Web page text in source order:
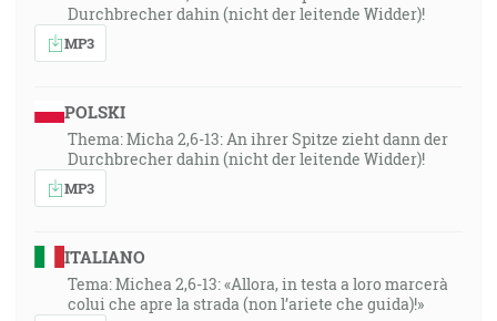
Durchbrecher dahin (nicht der leitende Widder)!
MP3
POLSKI
Thema: Micha 2,6-13: An ihrer Spitze zieht dann der
Durchbrecher dahin (nicht der leitende Widder)!
MP3
ITALIANO
Tema: Michea 2,6-13: «Allora, in testa a loro marcerà
colui che apre la strada (non l’ariete che guida)!»